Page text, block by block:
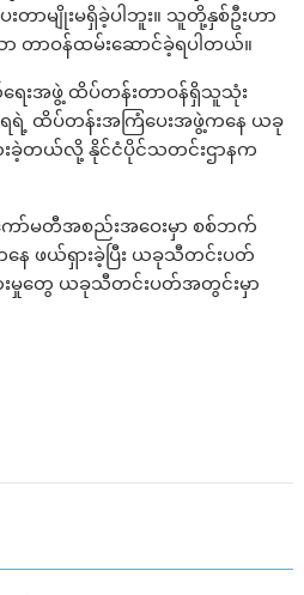
းတာမျိုးမရှိခဲ့ပါဘူး။ သူတို့နှစ်ဦးဟာ
တာဝန်ထမ်းဆောင်ခဲ့ရပါတယ်။
းအဖွဲ့ ထိပ်တန်းတာဝန်ရှိသူသုံး
ထိပ်တန်းအကြံပေးအဖွဲ့ကနေ ယခု
ခဲ့တယ်လို့ နိုင်ငံပိုင်သတင်းဌာနက
ော်မတီအစည်းအဝေးမှာ စစ်ဘက်
ဖယ်ရှားခဲ့ပြီး ယခုသီတင်းပတ်
းမှုတွေ ယခုသီတင်းပတ်အတွင်းမှာ